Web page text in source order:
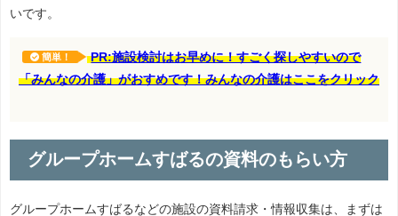
いです。
簡単！
PR:施設検討はお早めに！すごく探しやすいので
「みんなの介護」がおすめです！みんなの介護はここをクリック
グループホームすばるの資料のもらい方
グループホームすばるなどの施設の資料請求・情報収集は、まずは